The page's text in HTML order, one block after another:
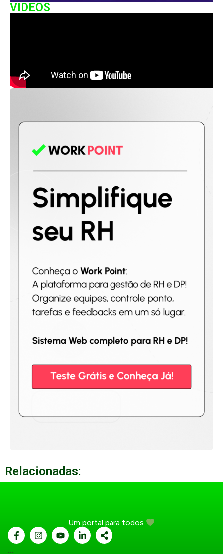
VIDEOS
Relacionadas:
Um portal para todos
...